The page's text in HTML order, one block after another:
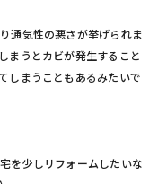
通気性の悪さが挙げられま
まうとカビが発生すること
しまうこともあるみたいで
を少しリフォームしたいな